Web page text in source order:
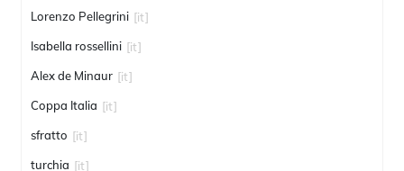
Lorenzo Pellegrini [it]
Isabella rossellini [it]
Alex de Minaur [it]
Coppa Italia [it]
sfratto [it]
turchia [it]